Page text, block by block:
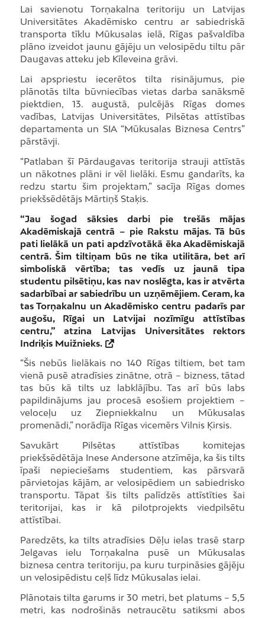
Lai savienotu Torņakalna teritoriju un Latvijas
Universitātes Akadēmisko centru ar sabiedriskā
transporta tīklu Mūkusalas ielā, Rīgas pašvaldība
plāno izveidot jaunu gājēju un velosipēdu tiltu pār
Daugavas atteku jeb Kīleveina grāvi.
Lai apspriestu iecerētos tilta risinājumus, pie
plānotās tilta būvniecības vietas darba sanāksmē
piektdien, 13. augustā, pulcējās Rīgas domes
vadības, Latvijas Universitātes, Pilsētas attīstības
departamenta un SIA “Mūkusalas Biznesa Centrs”
pārstāvji.
“Patlaban šī Pārdaugavas teritorija strauji attīstās
un nākotnes plāni ir vēl lielāki. Esmu gandarīts, ka
redzu startu šim projektam,” sacīja Rīgas domes
priekšsēdētājs Mārtiņš Staķis.
“Jau šogad sāksies darbi pie trešās mājas
Akadēmiskajā centrā – pie Rakstu mājas. Tā būs
pati lielākā un pati apdzīvotākā ēka Akadēmiskajā
centrā. Šim tiltiņam būs ne tika utilitāra, bet arī
simboliskā vērtība; tas vedīs uz jaunā tipa
studentu pilsētiņu, kas nav noslēgta, kas ir atvērta
sadarbībai ar sabiedrību un uzņēmējiem. Ceram, ka
tas Torņakalnu un Akadēmisko centru padarīs par
augošu, Rīgai un Latvijai nozīmīgu attīstības
centru,” atzina Latvijas Universitātes rektors
Indriķis Muižnieks.
“Šis nebūs lielākais no 140 Rīgas tiltiem, bet tam
vienā pusē atradīsies zinātne, otrā – bizness, tātad
tas būs kā tilts uz labklājību. Tas arī būs labs
papildinājums jau procesā esošiem projektiem –
veloceļu uz Ziepniekkalnu un Mūkusalas
promenādi,” norādīja Rīgas vicemērs Vilnis Ķirsis.
Savukārt Pilsētas attīstības komitejas
priekšsēdētāja Inese Andersone atzīmēja, ka šis tilts
īpaši nepieciešams studentiem, kas pārsvarā
pārvietojas kājām, ar velosipēdiem un sabiedrisko
transportu. Tāpat šis tilts palīdzēs attīstīties šai
teritorijai, kas ir kā pilotprojekts viedpilsētu
attīstībai.
Paredzēts, ka tilts atradīsies Dēļu ielas trasē starp
Jelgavas ielu Torņakalna pusē un Mūkusalas
biznesa centra teritoriju, pa kuru turpināsies gājēju
un velosipēdistu ceļš līdz Mūkusalas ielai.
Plānotais tilta garums ir 30 metri, bet platums – 5,5
metri, kas nodrošinās netraucētu satiksmi abos